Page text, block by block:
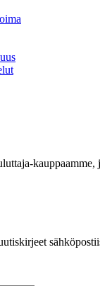
kauppaamme,